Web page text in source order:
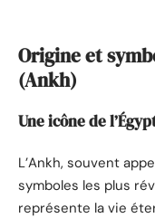
Origine et
(Ankh)
Une icône de
L’Ankh, souvent
symboles les plus
représente la vie